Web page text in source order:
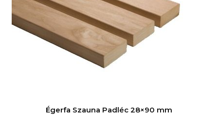
Égerfa Szauna Padléc 28×90 mm